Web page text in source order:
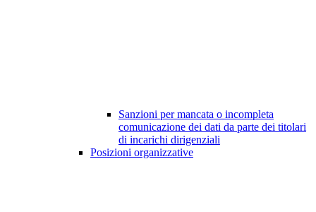
Sanzioni per mancata o incompleta
comunicazione dei dati da parte dei titolari
di incarichi dirigenziali
Posizioni organizzative